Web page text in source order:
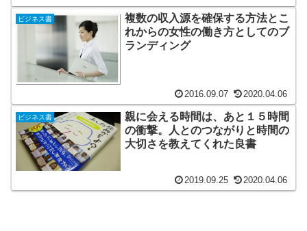
ビジネス書
複数の収入源を確保する方法とこ
れからの女性の働き方としてのブ
ランディング
2016.09.07 2020.04.06
ビジネス書
親に会える時間は、あと１５時間
の衝撃。人とのつながりと時間の
大切さを教えてくれた良書
2019.09.25 2020.04.06